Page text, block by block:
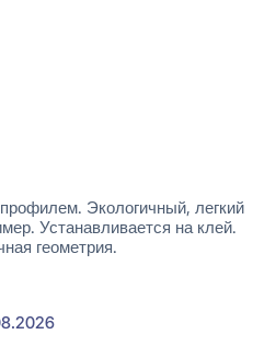
Экологичный, легкий
Устанавливается на клей.
геометрия.